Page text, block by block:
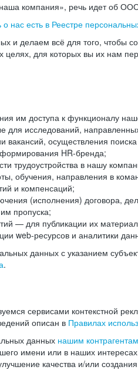
компания», речь идет об
о нас есть в Реестре
и делаем всё для того, чтобы
целях, для которых вы их нам
им доступа к функционалу
исследований,
вакансий, осуществления
HR-бренда;
трудоустройства в нашу
обучения, направления в
и компенсаций;
(исполнения) договора,
пропуска;
— для публикации их
web-ресурсов и аналитики
данных с указанием
.
сервисами контекстной
описан в Правилах
данных нашим контрагентам
имени или в наших
качества и/или